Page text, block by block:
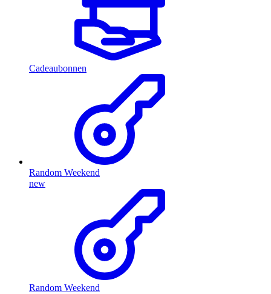
Cadeaubonnen
Random Weekend
new
Random Weekend